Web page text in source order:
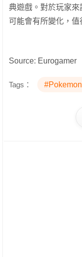
典遊戲。對於玩家
可能會有所變化，值
Source: Eurogamer
Tags：